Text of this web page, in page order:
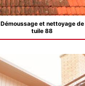
Démoussage et nettoyage de
tuile 88